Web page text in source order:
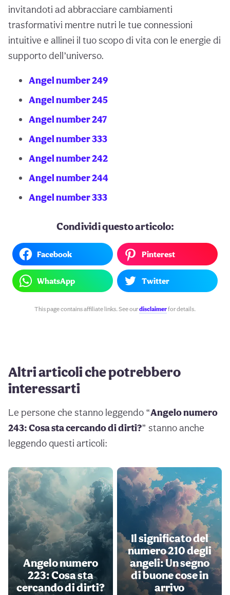
invitandoti ad abbracciare cambiamenti
trasformativi mentre nutri le tue connessioni
intuitive e allinei il tuo scopo di vita con le energie di
supporto dell’universo.
Angel number 249
Angel number 245
Angel number 247
Angel number 333
Angel number 242
Angel number 244
Angel number 333
Condividi questo articolo:
Facebook Pinterest
WhatsApp Twitter
This page contains affiliate links. See ourdisclaimerfor details.
Altri articoli che potrebbero
interessarti
Le persone che stanno leggendo “Angelo numero
243: Cosa sta cercando di dirti?” stanno anche
leggendo questi articoli:
Angelo numero
223: Cosa sta
cercando di dirti?
Il significato del
numero 210 degli
angeli: Un segno
di buone cose in
arrivo